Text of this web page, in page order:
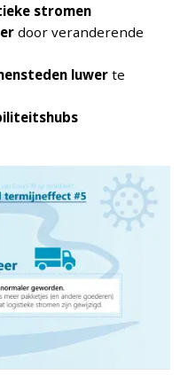
stromen
door veranderende
luwer te